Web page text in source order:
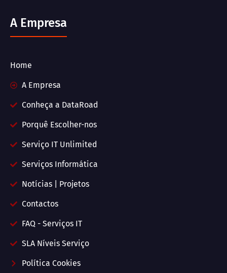
A Empresa
Home
A Empresa
Conheça a DataRoad
Porquê Escolher-nos
Serviço IT Unlimited
Serviços Informática
Notícias | Projetos
Contactos
FAQ - Serviços IT
SLA Níveis Serviço
Política Cookies